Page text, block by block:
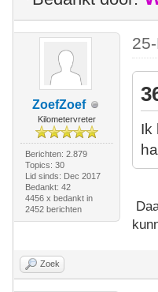
ZoefZoef
Kilometervreter
Berichten: 2.879
Topics: 30
Lid sinds: Dec 2017
Bedankt: 42
4456 x bedankt in
2452 berichten
Ik
Zoek